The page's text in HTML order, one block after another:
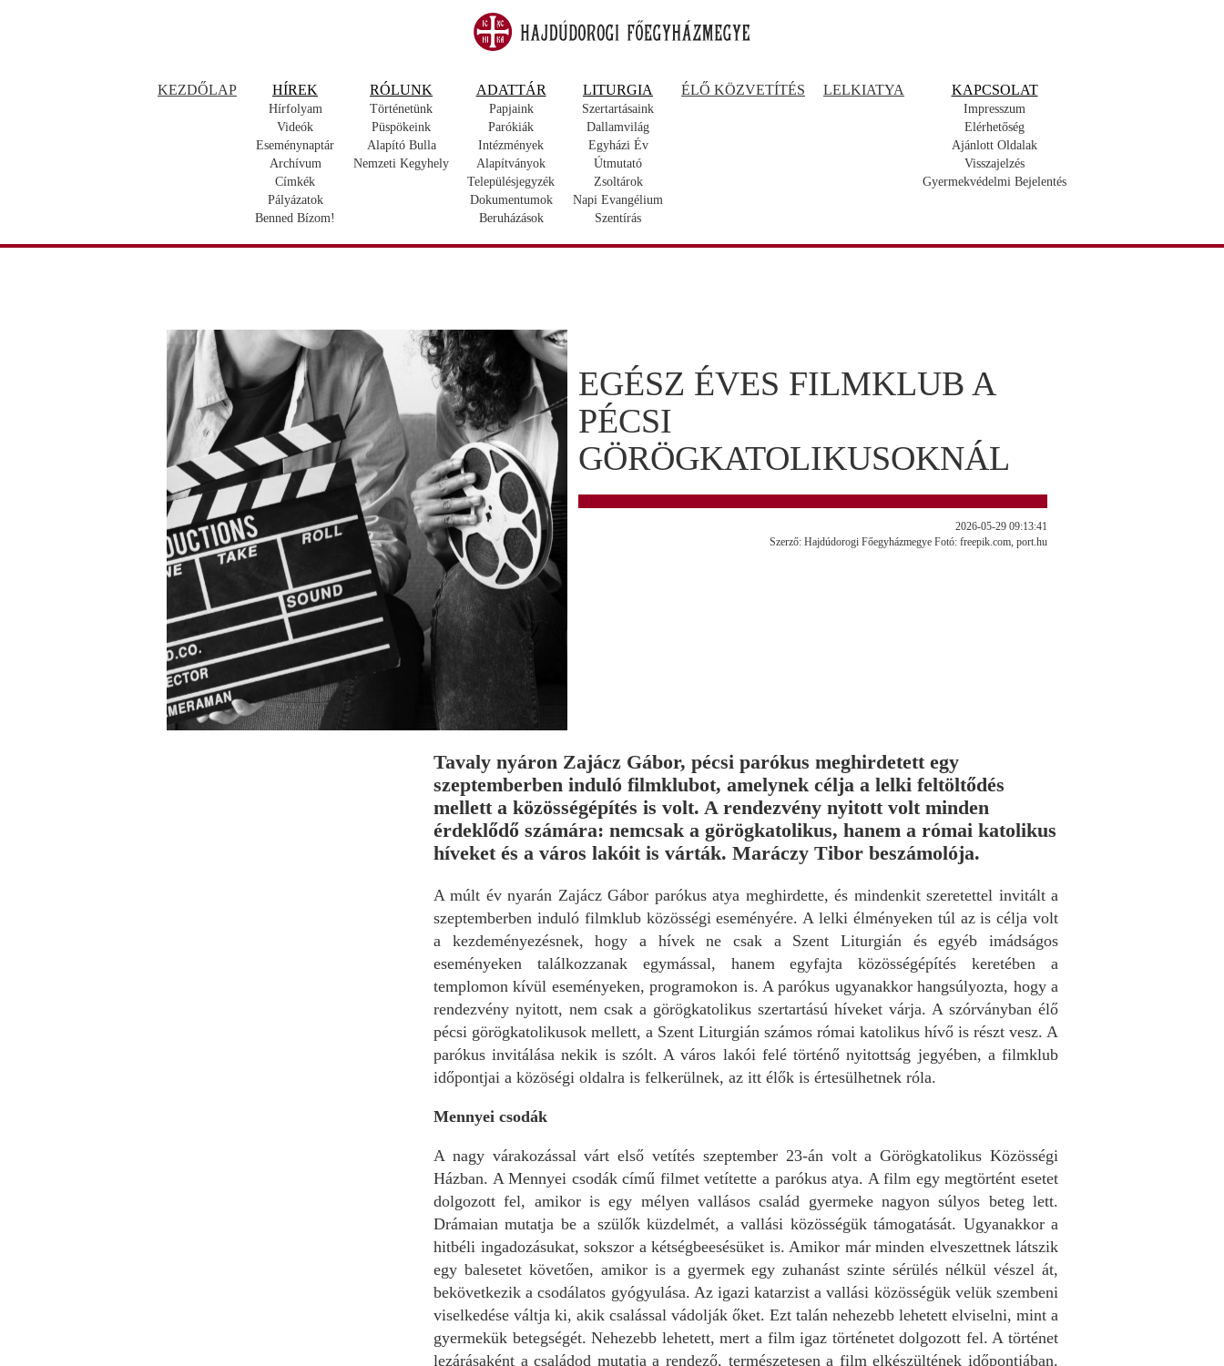
KEZDŐLAP HÍREK
Hírfolyam
Videók
Eseménynaptár
Archívum
Címkék
Pályázatok
Benned Bízom!
RÓLUNK
Történetünk
Püspökeink
Alapító Bulla
Nemzeti Kegyhely
ADATTÁR
Papjaink
Parókiák
Intézmények
Alapítványok
Településjegyzék
Dokumentumok
Beruházások
LITURGIA
Szertartásaink
Dallamvilág
Egyházi Év
Útmutató
Zsoltárok
Napi Evangélium
Szentírás
ÉLŐ KÖZVETÍTÉS LELKIATYA KAPCSOLAT
Impresszum
Elérhetőség
Ajánlott Oldalak
Visszajelzés
Gyermekvédelmi Bejelentés
EGÉSZ ÉVES FILMKLUB A
PÉCSI
GÖRÖGKATOLIKUSOKNÁL
2026-05-29 09:13:41
Szerző: Hajdúdorogi Főegyházmegye Fotó: freepik.com, port.hu
Tavaly nyáron Zajácz Gábor, pécsi parókus meghirdetett egy
szeptemberben induló filmklubot, amelynek célja a lelki feltöltődés
mellett a közösségépítés is volt. A rendezvény nyitott volt minden
érdeklődő számára: nemcsak a görögkatolikus, hanem a római katolikus
híveket és a város lakóit is várták. Maráczy Tibor beszámolója.
A múlt év nyarán Zajácz Gábor parókus atya meghirdette, és mindenkit szeretettel invitált a
szeptemberben induló filmklub közösségi eseményére. A lelki élményeken túl az is célja volt
a kezdeményezésnek, hogy a hívek ne csak a Szent Liturgián és egyéb imádságos
eseményeken találkozzanak egymással, hanem egyfajta közösségépítés keretében a
templomon kívül eseményeken, programokon is. A parókus ugyanakkor hangsúlyozta, hogy a
rendezvény nyitott, nem csak a görögkatolikus szertartású híveket várja. A szórványban élő
pécsi görögkatolikusok mellett, a Szent Liturgián számos római katolikus hívő is részt vesz. A
parókus invitálása nekik is szólt. A város lakói felé történő nyitottság jegyében, a filmklub
időpontjai a közöségi oldalra is felkerülnek, az itt élők is értesülhetnek róla.
Mennyei csodák
A nagy várakozással várt első vetítés szeptember 23-án volt a Görögkatolikus Közösségi
Házban. A Mennyei csodák című filmet vetítette a parókus atya. A film egy megtörtént esetet
dolgozott fel, amikor is egy mélyen vallásos család gyermeke nagyon súlyos beteg lett.
Drámaian mutatja be a szülők küzdelmét, a vallási közösségük támogatását. Ugyanakkor a
hitbéli ingadozásukat, sokszor a kétségbeesésüket is. Amikor már minden elveszettnek látszik
egy balesetet követően, amikor is a gyermek egy zuhanást szinte sérülés nélkül vészel át,
bekövetkezik a csodálatos gyógyulása. Az igazi katarzist a vallási közösségük velük szembeni
viselkedése váltja ki, akik csalással vádolják őket. Ezt talán nehezebb lehetett elviselni, mint a
gyermekük betegségét. Nehezebb lehetett, mert a film igaz történetet dolgozott fel. A történet
lezárásaként a családod mutatja a rendező, természetesen a film elkészültének időpontjában.